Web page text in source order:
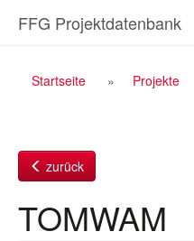
InhaltFFG Projektdatenbank
Breadcrumb
Startseite Projekte
zurück
TOMWAM